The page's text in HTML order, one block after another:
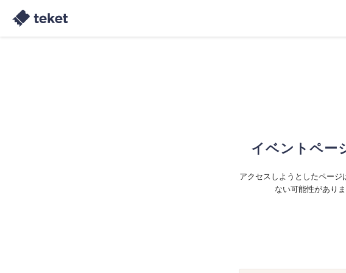
イベントペー
アクセスしようとしたペー
ない可能性があり